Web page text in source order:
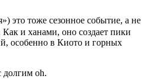
это тоже сезонное событие, а не
и ханами, оно создает пики
особенно в Киото и горных
oh.